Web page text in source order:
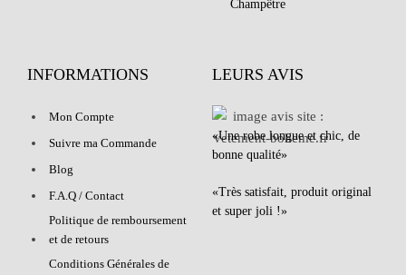
Champêtre
INFORMATIONS
Mon Compte
Suivre ma Commande
Blog
F.A.Q / Contact
Politique de remboursement
et de retours
Conditions Générales de
LEURS AVIS
«Une robe longue et chic, de
bonne qualité»
«Très satisfait, produit original
et super joli !»